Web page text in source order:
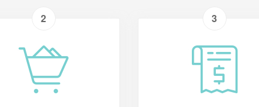
2 3